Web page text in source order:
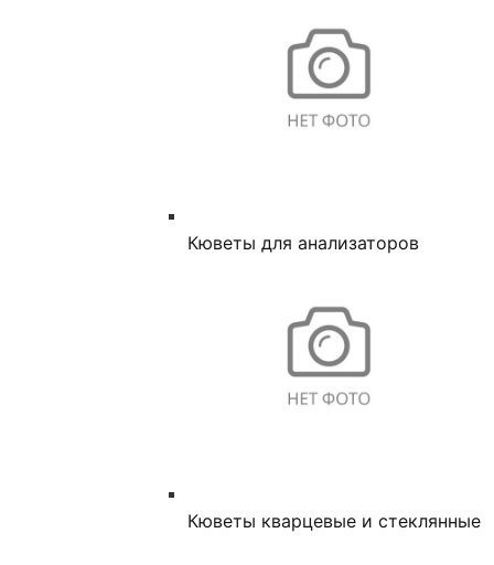
Кюветы для анализаторов
Кюветы кварцевые и стеклянные